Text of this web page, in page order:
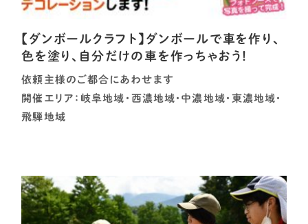
【ダンボールクラフト】ダンボールで車を作り、
色を塗り、自分だけの車を作っちゃおう！
依頼主様のご都合にあわせます
開催エリア：岐阜地域・西濃地域・中濃地域・東濃地域・
飛騨地域